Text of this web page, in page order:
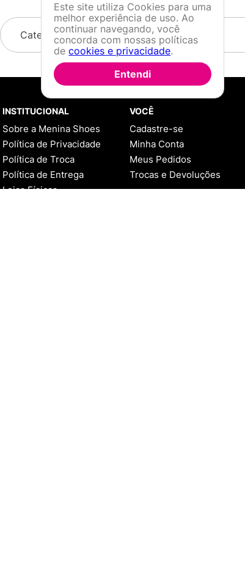
Categorias
INSTITUCIONAL
Sobre a Menina Shoes
Política de Privacidade
Política de Troca
Política de Entrega
Lojas Físicas
VOCÊ
Cadastre-se
Minha Conta
Meus Pedidos
Trocas e Devoluções
Este site utiliza Cookies para uma
melhor experiência de uso. Ao
continuar navegando, você
concorda com nossas políticas
decookies e privacidade.
Entendi